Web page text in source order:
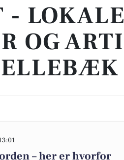
-
OG
– her er hvorfor